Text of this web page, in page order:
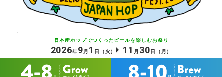
日本産ホップでつくったビールを楽しむお祭り
2026年9 月 1 日 （火） 11 月 30 日 （月）